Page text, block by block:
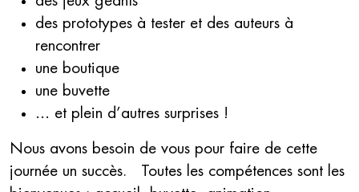
des prototypes à tester et des auteurs à
rencontrer
une boutique
une buvette
… et plein d’autres surprises !
Nous avons besoin de vous pour faire de cette
journée un succès. Toutes les compétences sont les